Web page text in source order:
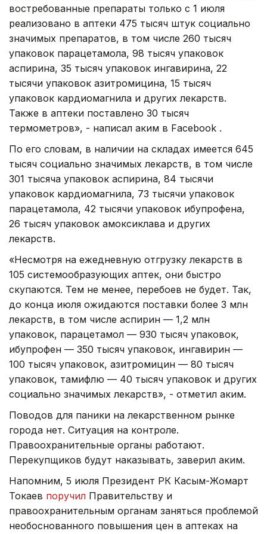
востребованные препараты только с 1 июля
реализовано в аптеки 475 тысяч штук социально
значимых препаратов, в том числе 260 тысяч
упаковок парацетамола, 98 тысяч упаковок
аспирина, 35 тысяч упаковок ингавирина, 22
тысячи упаковок азитромицина, 15 тысяч
упаковок кардиомагнила и других лекарств.
Также в аптеки поставлено 30 тысяч
термометров», - написал аким в Facebook .
По его словам, в наличии на складах имеется 645
тысяч социально значимых лекарств, в том числе
301 тысяча упаковок аспирина, 84 тысячи
упаковок кардиомагнила, 73 тысячи упаковок
парацетамола, 42 тысячи упаковок ибупрофена,
26 тысяч упаковок амоксиклава и других
лекарств.
«Несмотря на ежедневную отгрузку лекарств в
105 системообразующих аптек, они быстро
скупаются. Тем не менее, перебоев не будет. Так,
до конца июля ожидаются поставки более 3 млн
лекарств, в том числе аспирин — 1,2 млн
упаковок, парацетамол — 930 тысяч упаковок,
ибупрофен — 350 тысяч упаковок, ингавирин —
100 тысяч упаковок, азитромицин — 80 тысяч
упаковок, тамифлю — 40 тысяч упаковок и других
социально значимых лекарств», - отметил аким.
Поводов для паники на лекарственном рынке
города нет. Ситуация на контроле.
Правоохранительные органы работают.
Перекупщиков будут наказывать, заверил аким.
Напомним, 5 июля Президент РК Касым-Жомарт
Токаев поручил Правительству и
правоохранительным органам заняться проблемой
необоснованного повышения цен в аптеках на